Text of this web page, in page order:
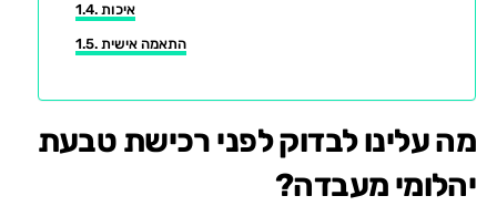
איכות
התאמה אישית
מה עלינו לבדוק לפני רכישת טבעת
יהלומי מעבדה?